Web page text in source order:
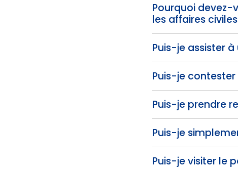
Pourquoi devez-
les affaires
Puis-je assister à
Puis-je
Puis-je prendre
Puis-je
Puis-je visiter le